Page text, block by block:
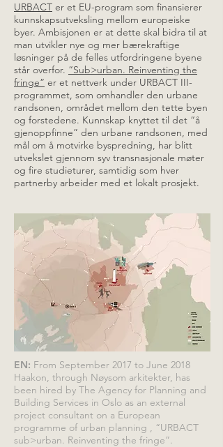
URBACT er et EU-program som finansierer
kunnskapsutveksling mellom europeiske
byer. Ambisjonen er at dette skal bidra til at
man utvikler nye og mer bærekraftige
løsninger på de felles utfordringene byene
står overfor. “Sub>urban. Reinventing the
fringe” er et nettverk under URBACT III-
programmet, som omhandler den urbane
randsonen, området mellom den tette byen
og forstedene. Kunnskap knyttet til det “å
gjenoppfinne” den urbane randsonen, med
mål om å motvirke byspredning, har blitt
utvekslet gjennom syv transnasjonale møter
og fire studieturer, samtidig som hver
partnerby arbeider med et lokalt prosjekt.
EN: From September 2017 to June 2018
Haakon, through Nøysom arkitekter, has
been hired by The Agency for Planning and
Building Services in Oslo as an external
project consultant on a European
programme of urban planning , “URBACT
sub>urban. Reinventing the fringe”.